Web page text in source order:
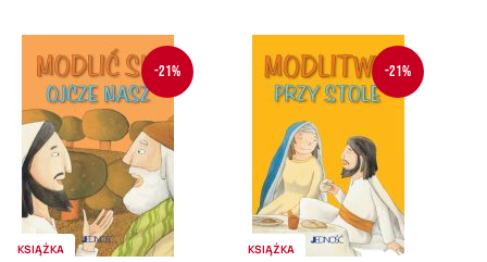
-21%
KSIĄŻKA
-21%
KSIĄŻKA